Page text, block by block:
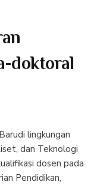
doktoral
lingkungan
dan Teknologi
dosen pada
Pendidikan,